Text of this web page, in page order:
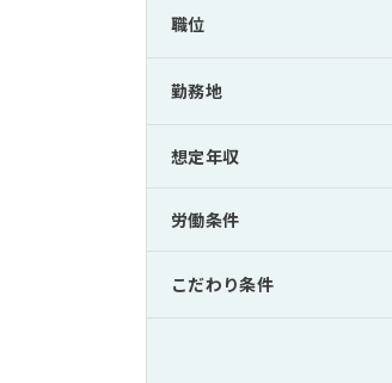
職位
勤務地
想定年収
労働条件
こだわり条件